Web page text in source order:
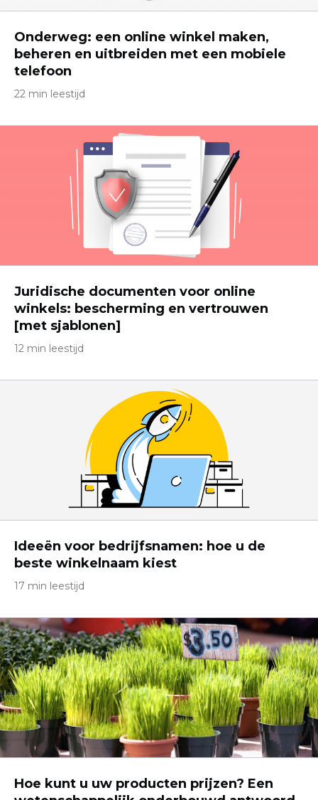
Onderweg: een online winkel maken,
beheren en uitbreiden met een mobiele
telefoon
22 min leestijd
Juridische documenten voor online
winkels: bescherming en vertrouwen
[met sjablonen]
12 min leestijd
Ideeën voor bedrijfsnamen: hoe u de
beste winkelnaam kiest
17 min leestijd
Hoe kunt u uw producten prijzen? Een